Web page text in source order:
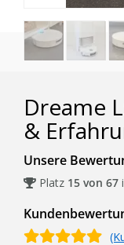
Dreame
&
Unsere
Platz 15 von 67